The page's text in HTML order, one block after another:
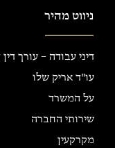
ניווט מהיר
דיני עבודה – עורך
עו"ד אריק שלו
על המשרד
שירותי החברה
מקרקעין